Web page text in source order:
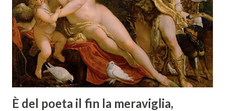
È del poeta il fin la meraviglia,